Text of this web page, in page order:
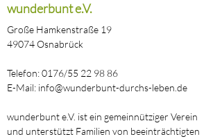
wunderbunt e.V.
Große Hamkenstraße 19
49074 Osnabrück
Telefon: 0176/55 22 98 86
E-Mail: info@wunderbunt-durchs-leben.de
wunderbunt e.V. ist ein gemeinnütziger Verein
und unterstützt Familien von beeinträchtigten